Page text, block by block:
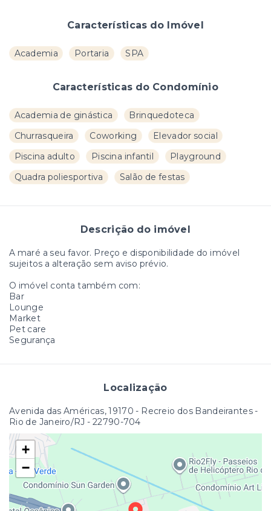
Características do Imóvel
Academia Portaria SPA
Características do Condomínio
Academia de ginástica
Brinquedoteca
Churrasqueira
Coworking
Elevador social
Piscina adulto
Piscina infantil
Playground
Quadra poliesportiva
Salão de festas
Descrição do imóvel
A maré a seu favor. Preço e disponibilidade do imóvel
sujeitos a alteração sem aviso prévio.
O imóvel conta também com:
Bar
Lounge
Market
Pet care
Segurança
Localização
Avenida das Américas, 19170 - Recreio dos Bandeirantes -
Rio de Janeiro/RJ - 22790-704
+
−